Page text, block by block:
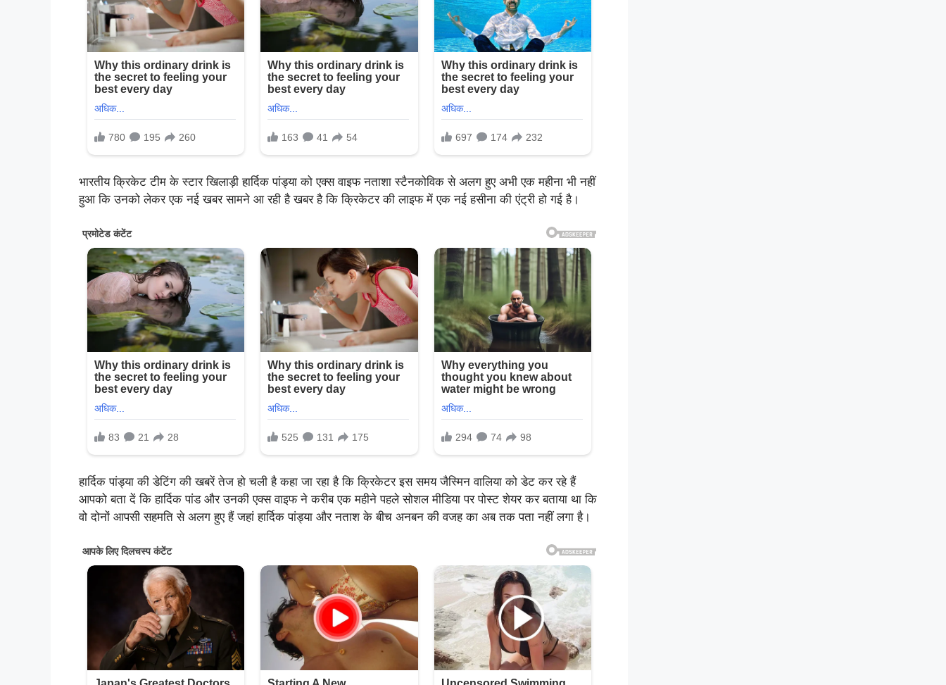
भारतीय क्रिकेट टीम के स्टार खिलाड़ी हार्दिक पांड्या को एक्स वाइफ नताशा स्टैनकोविक से अलग हुए अभी एक महीना भी नहीं
हुआ कि उनको लेकर एक नई खबर सामने आ रही है खबर है कि क्रिकेटर की लाइफ में एक नई हसीना की एंट्री हो गई है।
हार्दिक पांड्या की डेटिंग की खबरें तेज हो चली है कहा जा रहा है कि क्रिकेटर इस समय जैस्मिन वालिया को डेट कर रहे हैं
आपको बता दें कि हार्दिक पांड और उनकी एक्स वाइफ ने करीब एक महीने पहले सोशल मीडिया पर पोस्ट शेयर कर बताया था कि
वो दोनों आपसी सहमति से अलग हुए हैं जहां हार्दिक पांड्या और नताश के बीच अनबन की वजह का अब तक पता नहीं लगा है।